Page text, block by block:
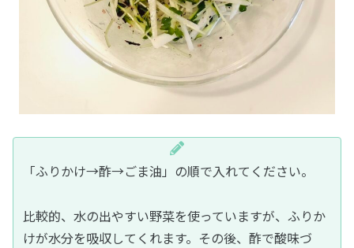
「ふりかけ→酢→ごま油」の順で入れてください。
比較的、水の出やすい野菜を使っていますが、ふりか
けが水分を吸収してくれます。その後、酢で酸味づ